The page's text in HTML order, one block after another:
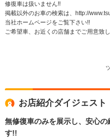
修復車は扱いません!!
掲載以外のお車の検索は、http://
当社ホームページをご覧下さい!!
ご希望車、お近くの店舗までご用意致
お店紹介ダイジェスト
無修復車のみを展示し、安心
す!!